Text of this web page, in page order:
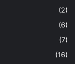
(2)
(6)
(7)
(16)